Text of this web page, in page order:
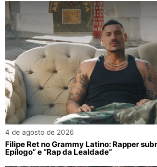
4 de agosto de 2026
Filipe Ret no Grammy Latino: Rapper
Epílogo” e “Rap da Lealdade”